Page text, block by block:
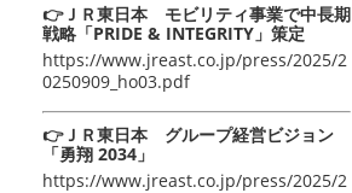
👉ＪＲ東日本 モビリティ事業で中長期
戦略「PRIDE & INTEGRITY」策定
https://www.jreast.co.jp/press/2025/2
0250909_ho03.pdf
👉ＪＲ東日本 グループ経営ビジョン
「勇翔 2034」
https://www.jreast.co.jp/press/2025/2